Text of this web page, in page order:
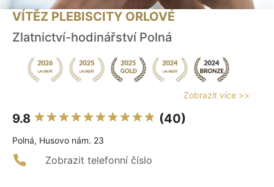
VÍTĚZ PLEBISCITY ORLOVÉ
Zlatnictví-hodinářství Polná
Zobrazit více >>
9.8 (40)
Polná, Husovo nám. 23
Zobrazit telefonní číslo